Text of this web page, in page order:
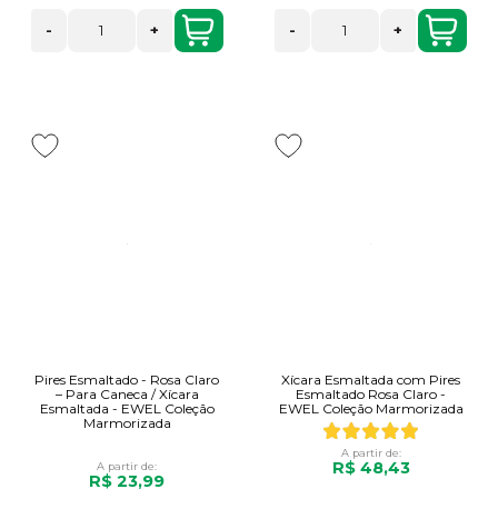
- + - +
Pires Esmaltado - Rosa Claro
– Para Caneca / Xícara
Esmaltada - EWEL Coleção
Marmorizada
A partir de:
R$ 23,99
Xícara Esmaltada com Pires
Esmaltado Rosa Claro -
EWEL Coleção Marmorizada
A partir de:
R$ 48,43